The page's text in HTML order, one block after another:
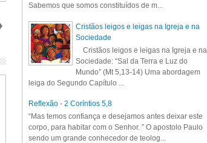
Sabemos que somos constituídos de m...
Cristãos leigos e leigas na Igreja e na
Sociedade
Cristãos leigos e leigas na Igreja e na
Sociedade: “Sal da Terra e Luz do
Mundo” (Mt 5,13-14) Uma abordagem
leiga do Segundo Capítulo ...
Reflexão - 2 Coríntios 5,8
“Mas temos confiança e desejamos antes deixar este
corpo, para habitar com o Senhor. ” O apostolo Paulo
sendo um grande conhecedor de teolog...